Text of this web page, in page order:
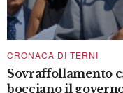
CRONACA DI TERNI
Sovraffollamento
bocciano il